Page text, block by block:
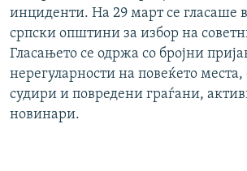
инциденти. На 29 март се гласаше
српски општини за избор на
Гласањето се одржа со бројни
нерегуларности на повеќето
судири и повредени граѓани,
новинари.